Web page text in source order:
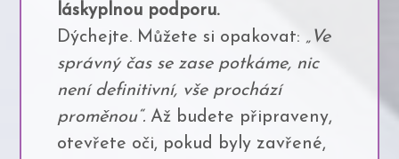
láskyplnou podporu.
Dýchejte. Můžete si opakovat: „Ve
správný čas se zase potkáme, nic
není definitivní, vše prochází
proměnou“. Až budete připraveny,
otevřete oči, pokud byly zavřené,